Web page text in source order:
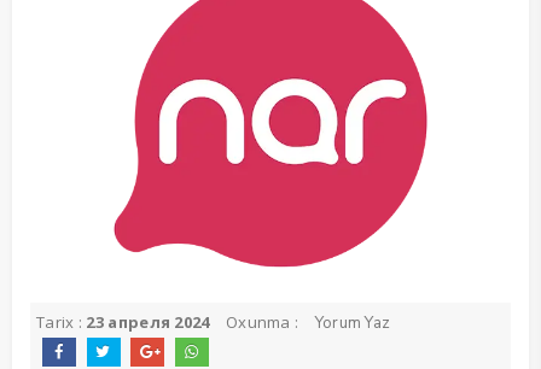
Tarix : 23 апреля 2024 Oxunma : Yorum Yaz